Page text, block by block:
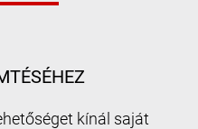
kínál saját